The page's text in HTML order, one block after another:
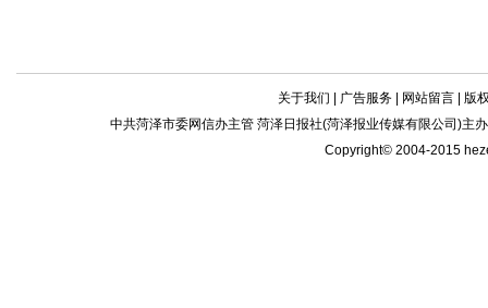
关于我们 广告服务| 网站留言| 版
中共菏泽市委网信办主管 菏泽日报社(菏泽报业传媒有限公司)主
Copyright© 2004-2015